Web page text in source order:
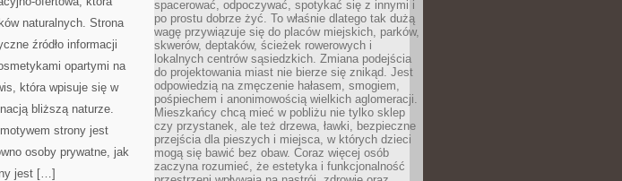
naturalnych. Strona
źródło informacji
opartymi na
która wpisuje się w
bliższą naturze.
strony jest
osoby prywatne, jak
jest […]
spacerować, odpoczywać, spotykać się z innymi i
po prostu dobrze żyć. To właśnie dlatego tak dużą
wagę przywiązuje się do placów miejskich, parków,
skwerów, deptaków, ścieżek rowerowych i
lokalnych centrów sąsiedzkich. Zmiana podejścia
do projektowania miast nie bierze się znikąd. Jest
odpowiedzią na zmęczenie hałasem, smogiem,
pośpiechem i anonimowością wielkich aglomeracji.
Mieszkańcy chcą mieć w pobliżu nie tylko sklep
czy przystanek, ale też drzewa, ławki, bezpieczne
przejścia dla pieszych i miejsca, w których dzieci
mogą się bawić bez obaw. Coraz więcej osób
zaczyna rozumieć, że estetyka i funkcjonalność